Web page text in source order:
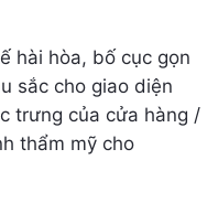
hài hòa, bố cục gọn
sắc cho giao diện
trưng của cửa hàng /
thẩm mỹ cho